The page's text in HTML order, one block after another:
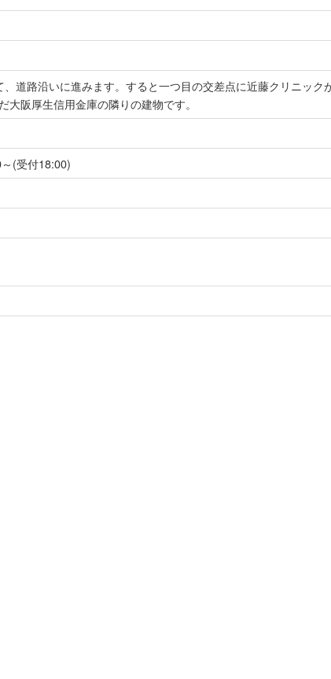
道路沿いに進みます。すると一つ目の交差点に近藤クリニック
阪厚生信用金庫の隣りの建物です。
(受付18:00)